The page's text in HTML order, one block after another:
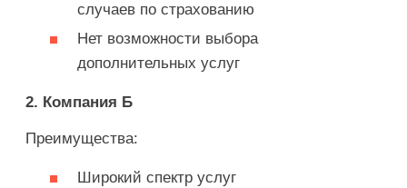
случаев по страхованию
Нет возможности выбора
дополнительных услуг
2. Компания Б
Преимущества:
Широкий спектр услуг